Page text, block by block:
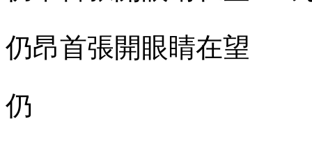
仍昂首張開眼睛在望
仍